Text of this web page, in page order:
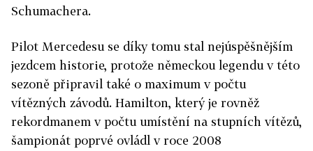
Schumachera.
Pilot Mercedesu se díky tomu stal nejúspěšnějším
jezdcem historie, protože německou legendu v této
sezoně připravil také o maximum v počtu
vítězných závodů. Hamilton, který je rovněž
rekordmanem v počtu umístění na stupních vítězů,
šampionát poprvé ovládl v roce 2008